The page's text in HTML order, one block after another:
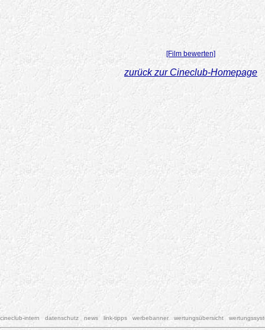
[Film bewerten]
zurück zur Cineclub-Homepage
cineclub-intern datenschutz news link-tipps werbebanner wertungsübersicht